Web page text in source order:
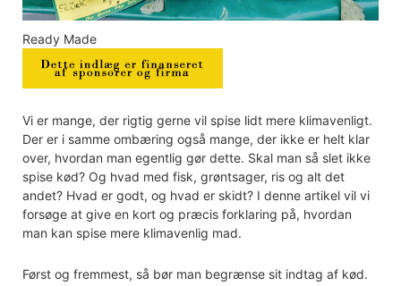
Ready Made
Vi er mange, der rigtig gerne vil spise lidt mere klimavenligt.
Der er i samme ombæring også mange, der ikke er helt klar
over, hvordan man egentlig gør dette. Skal man så slet ikke
spise kød? Og hvad med fisk, grøntsager, ris og alt det
andet? Hvad er godt, og hvad er skidt? I denne artikel vil vi
forsøge at give en kort og præcis forklaring på, hvordan
man kan spise mere klimavenlig mad.
Først og fremmest, så bør man begrænse sit indtag af kød.